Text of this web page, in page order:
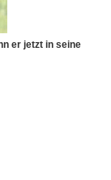
er jetzt in seine